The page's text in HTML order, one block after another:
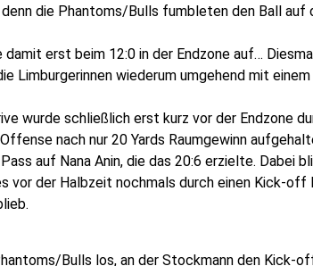
die Phantoms/Bulls fumbleten den Ball auf
erst beim 12:0 in der Endzone auf…
wiederum umgehend mit
wurde schließlich erst kurz vor der Endzone
nach nur 20 Yards Raumgewinn
auf Nana Anin, die das 20:6 erzielte. Dabei
der Halbzeit nochmals durch einen Kick-off
Bulls los, an der Stockmann den Kick-